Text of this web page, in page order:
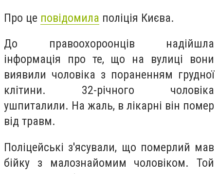
Про це повідомила поліція Києва.
До правоохороонців надійшла
інформація про те, що на вулиці вони
виявили чоловіка з пораненням грудної
клітини. 32-річного чоловіка
ушпиталили. На жаль, в лікарні він помер
від травм.
Поліцейські з'ясували, що померлий мав
бійку з малознайомим чоловіком. Той